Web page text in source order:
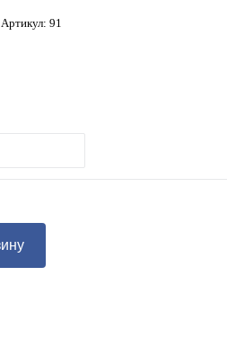
Артикул: 91